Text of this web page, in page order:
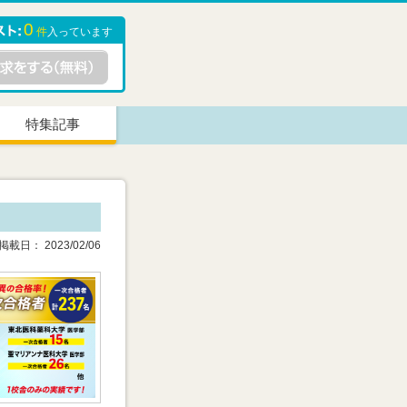
0 件入っています
特集記事
載日： 2023/02/06